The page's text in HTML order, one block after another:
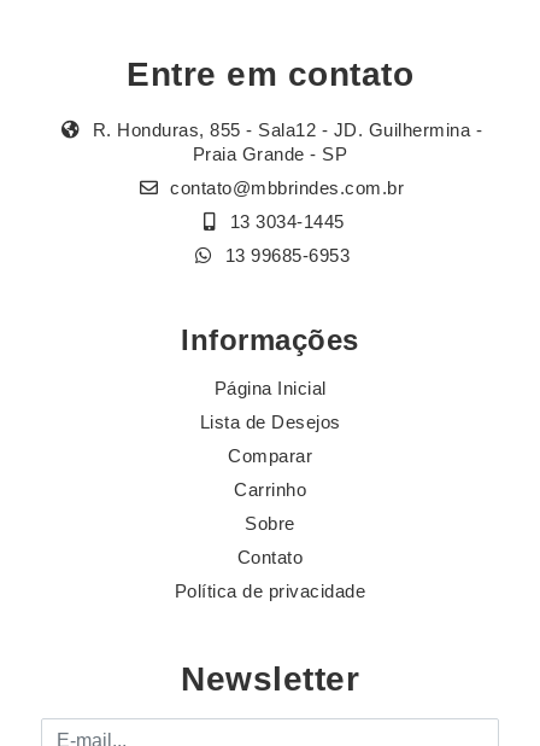
Entre em contato
R. Honduras, 855 - Sala12 - JD. Guilhermina -
Praia Grande - SP
contato@mbbrindes.com.br
13 3034-1445
13 99685-6953
Informações
Página Inicial
Lista de Desejos
Comparar
Carrinho
Sobre
Contato
Política de privacidade
Newsletter
E-mail